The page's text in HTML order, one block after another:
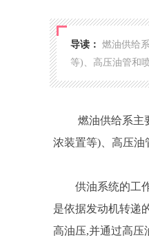
导读： 燃油供给
等)、高压油管和
燃油供给系主
浓装置等)、高压油
供油系统的工
是依据发动机转递
高油压,并通过高压